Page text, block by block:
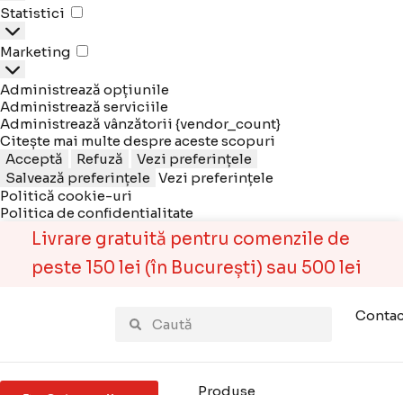
Statistici
Statistici
Marketing
Marketing
Administrează opțiunile
Administrează serviciile
Administrează vânzătorii {vendor_count}
Citește mai multe despre aceste scopuri
Acceptă
Refuză
Vezi preferințele
Salvează preferințele Vezi preferințele
Politică cookie-uri
Politica de confidentialitate
Livrare gratuită pentru comenzile de
peste 150 lei (în București) sau 500 lei
costul transportul este 15 lei (în
Produse